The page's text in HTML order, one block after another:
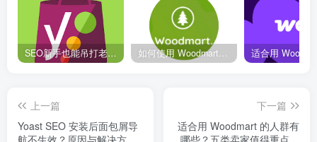
SEO新手也能吊打老站长？Yoast插件全流程解锁！ 如何使用 Woodmart 主题打造电商网站
上一篇
Yoast SEO 安装后面包屑导
航不生效？原因与解决方法
下一篇
适合用 Woodmart 的人群有
哪些？五类卖家值得重点关